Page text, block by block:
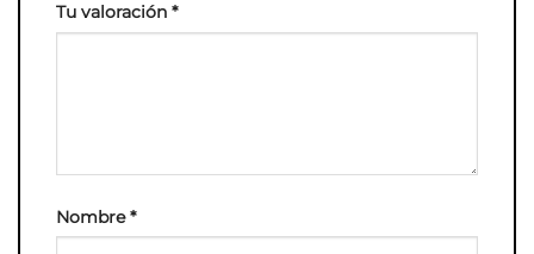
Tu valoración *
Nombre*